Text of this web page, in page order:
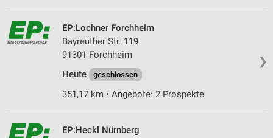
❯
EP:Lochner Forchheim
Bayreuther Str. 119
91301 Forchheim
Heute
geschlossen
351,17 km • Angebote: 2 Prospekte
EP:Heckl Nürnberg
Verwendung von Profilen zur Auswahl
personalisierter Inhalte
Messung der Werbeleistung
Messung der Performance von Inhalten
Quellen